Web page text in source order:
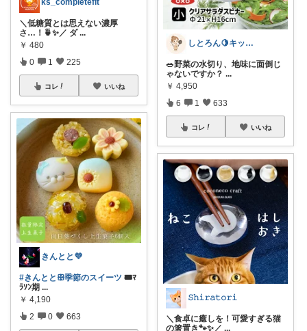
ks_completefit
＼低糖質とは思えない濃厚
さ…！🍵✨／ ダ ...
￥ 480
0 1 225
コレ いいね
きんとと💜
#きんととꕥ季節のスイーツ 🎟️ﾏ
ﾗｿﾝ期 ...
￥ 4,190
2 0 663
しとろん🍋キッチンと暮らしの愛用品
🥗野菜の水切り、地味に面倒じ
ゃないですか？ ...
￥ 4,950
6 1 633
コレ いいね
𝚂𝚑𝚒𝚛𝚊𝚝𝚘𝚛𝚒
＼食卓に癒しを！可愛すぎる猫
の箸置き🐾✨／ ...